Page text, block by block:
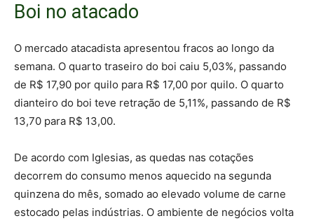
Boi no atacado
O mercado atacadista apresentou fracos ao longo da
semana. O quarto traseiro do boi caiu 5,03%, passando
de R$ 17,90 por quilo para R$ 17,00 por quilo. O quarto
dianteiro do boi teve retração de 5,11%, passando de R$
13,70 para R$ 13,00.
De acordo com Iglesias, as quedas nas cotações
decorrem do consumo menos aquecido na segunda
quinzena do mês, somado ao elevado volume de carne
estocado pelas indústrias. O ambiente de negócios volta